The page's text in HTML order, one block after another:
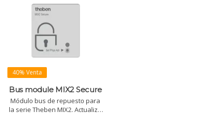
40% Venta
Bus module MIX2 Secure
Módulo bus de repuesto para
la serie Theben MIX2. Actualiza